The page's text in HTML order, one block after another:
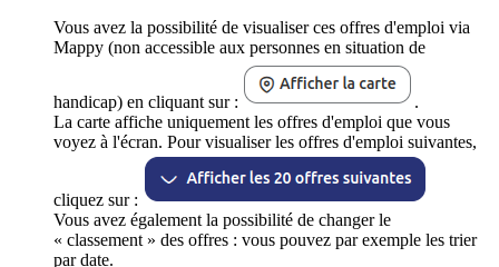
Vous avez la possibilité de visualiser ces offres d'emploi via
Mappy (non accessible aux personnes en situation de
handicap) en cliquant sur :
.
La carte affiche uniquement les offres d'emploi que vous
voyez à l'écran. Pour visualiser les offres d'emploi suivantes,
cliquez sur :
Vous avez également la possibilité de changer le
« classement » des offres : vous pouvez par exemple les trier
par date.